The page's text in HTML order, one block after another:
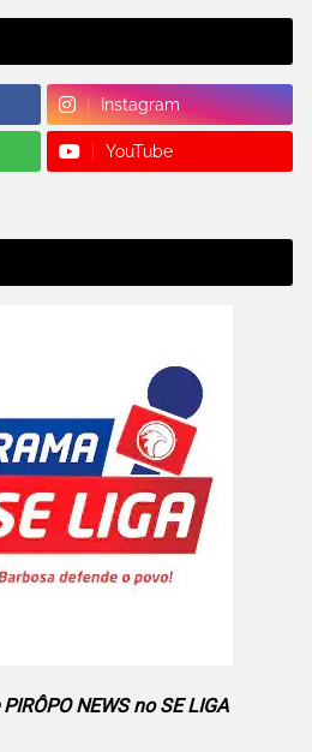
Instagram
YouTube
NEWS no SE LIGA